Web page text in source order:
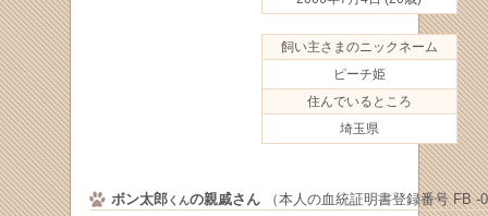
飼い主さまのニックネーム
ピーチ姫
住んでいるところ
埼玉県
ボン太郎くんの親戚さん（本人の血統証明書登録番号 FB -